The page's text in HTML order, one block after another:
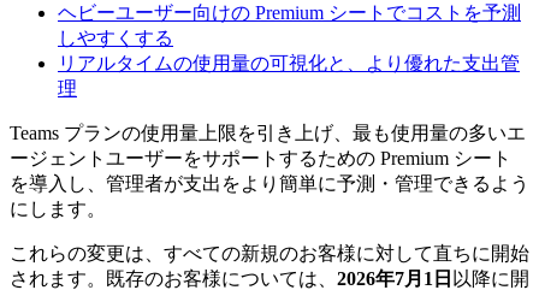
ヘビーユーザー向けの Premium シートでコストを予測
しやすくする
リアルタイムの使用量の可視化と、より優れた支出管
理
Teams プランの使用量上限を引き上げ、最も使用量の多いエ
ージェントユーザーをサポートするための Premium シート
を導入し、管理者が支出をより簡単に予測・管理できるよう
にします。
これらの変更は、すべての新規のお客様に対して直ちに開始
されます。既存のお客様については、 2026年7月1日 以降に開